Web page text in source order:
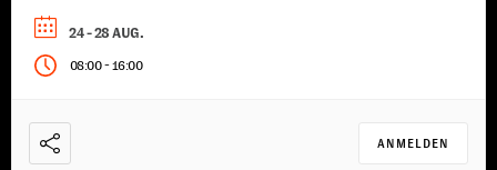
24 - 28 AUG.
08:00-16:00
ANMELDEN